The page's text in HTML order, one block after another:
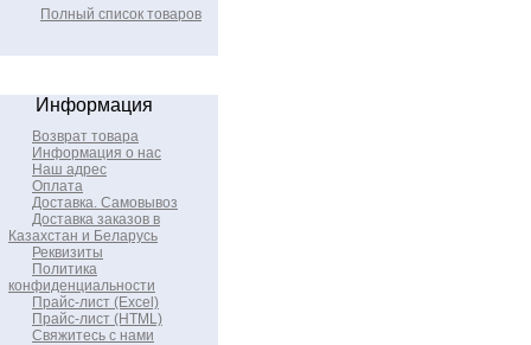
Полный список товаров
Информация
Возврат товара
Информация о нас
Наш адрес
Оплата
Доставка. Самовывоз
Доставка заказов в
Казахстан и Беларусь
Реквизиты
Политика
конфиденциальности
Прайс-лист (Excel)
Прайс-лист (HTML)
Свяжитесь с нами